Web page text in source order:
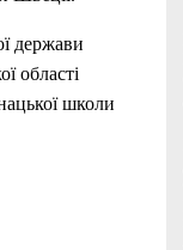
держави
області
школи